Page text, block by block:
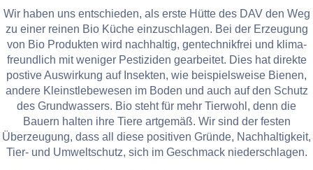
Wir haben uns entschieden, als erste Hütte des DAV den Weg
zu einer reinen Bio Küche einzuschlagen. Bei der Erzeugung
von Bio Produkten wird nachhaltig, gentechnikfrei und klima-
freundlich mit weniger Pestiziden gearbeitet. Dies hat direkte
postive Auswirkung auf Insekten, wie beispielsweise Bienen,
andere Kleinstlebewesen im Boden und auch auf den Schutz
des Grundwassers. Bio steht für mehr Tierwohl, denn die
Bauern halten ihre Tiere artgemäß. Wir sind der festen
Überzeugung, dass all diese positiven Gründe, Nachhaltigkeit,
Tier- und Umweltschutz, sich im Geschmack niederschlagen.